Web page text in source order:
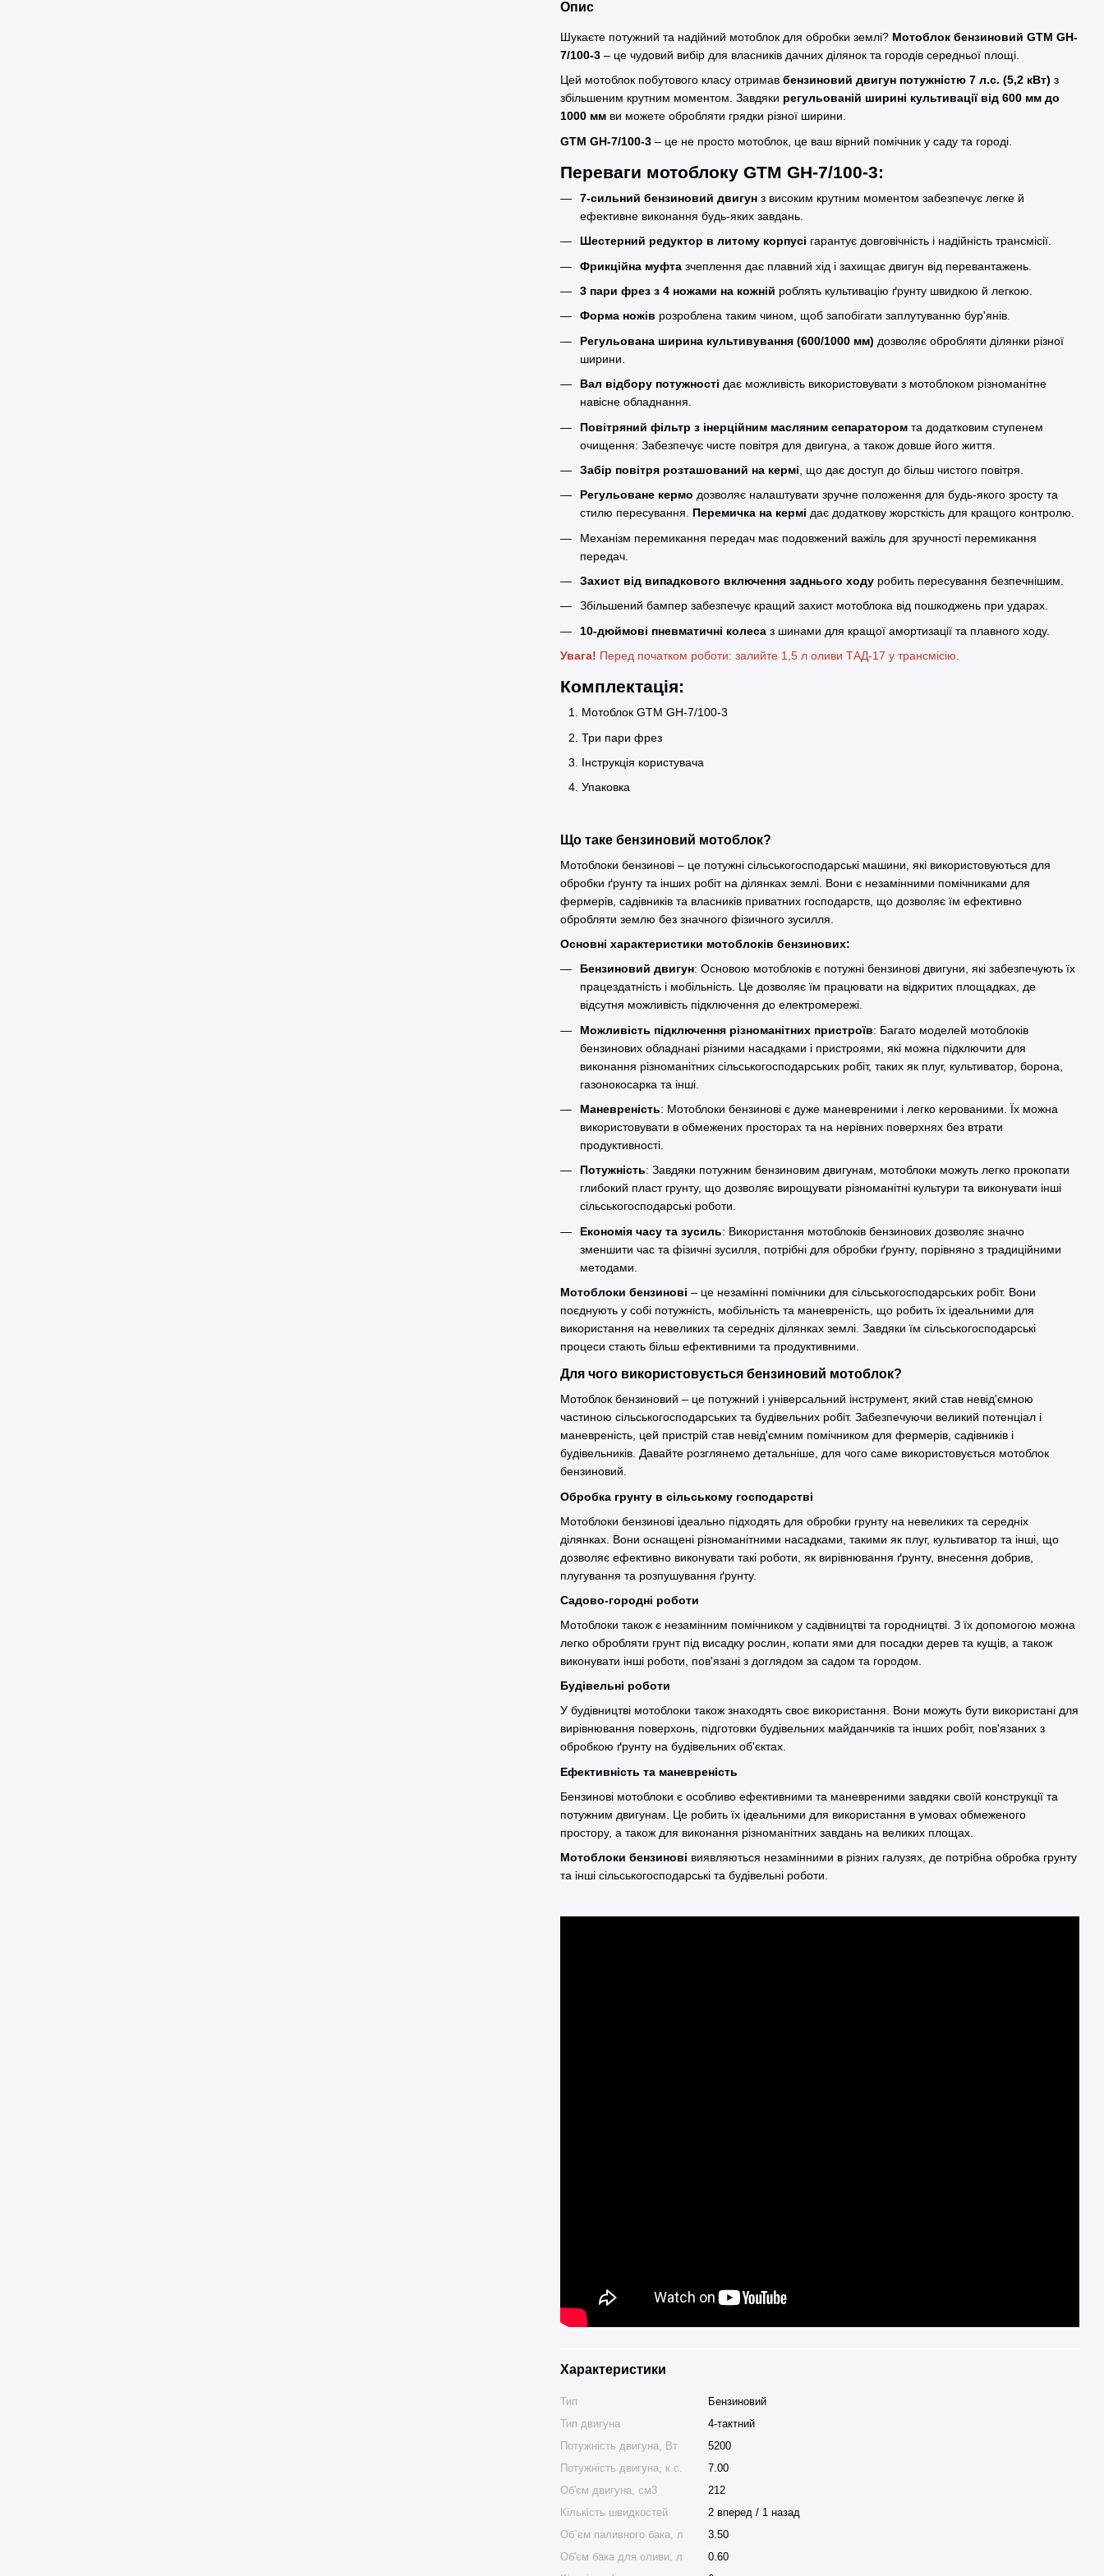
Опис
Шукаєте потужний та надійний мотоблок для обробки землі? Мотоблок бензиновий GTM GH-
7/100-3 – це чудовий вибір для власників дачних ділянок та городів середньої площі.
Цей мотоблок побутового класу отримав бензиновий двигун потужністю 7 л.с. (5,2 кВт) з
збільшеним крутним моментом. Завдяки регульованій ширині культивації від 600 мм до
1000 мм ви можете обробляти грядки різної ширини.
GTM GH-7/100-3 – це не просто мотоблок, це ваш вірний помічник у саду та городі.
Переваги мотоблоку GTM GH-7/100-3:
7-сильний бензиновий двигун з високим крутним моментом забезпечує легке й
ефективне виконання будь-яких завдань.
Шестерний редуктор в литому корпусі гарантує довговічність і надійність трансмісії.
Фрикційна муфта зчеплення дає плавний хід і захищає двигун від перевантажень.
3 пари фрез з 4 ножами на кожній роблять культивацію ґрунту швидкою й легкою.
Форма ножів розроблена таким чином, щоб запобігати заплутуванню бур'янів.
Регульована ширина культивування (600/1000 мм) дозволяє обробляти ділянки різної
ширини.
Вал відбору потужності дає можливість використовувати з мотоблоком різноманітне
навісне обладнання.
Повітряний фільтр з інерційним масляним сепаратором та додатковим ступенем
очищення: Забезпечує чисте повітря для двигуна, а також довше його життя.
Забір повітря розташований на кермі , що дає доступ до більш чистого повітря.
Регульоване кермо дозволяє налаштувати зручне положення для будь-якого зросту та
стилю пересування. Перемичка на кермі дає додаткову жорсткість для кращого контролю.
Механізм перемикання передач має подовжений важіль для зручності перемикання
передач.
Захист від випадкового включення заднього ходу робить пересування безпечнішим.
Збільшений бампер забезпечує кращий захист мотоблока від пошкоджень при ударах.
10-дюймові пневматичні колеса з шинами для кращої амортизації та плавного ходу.
Увага! Перед початком роботи: залийте 1,5 л оливи ТАД-17 у трансмісію.
Комплектація:
Мотоблок GTM GH-7/100-3
Три пари фрез
Інструкція користувача
Упаковка
Що таке бензиновий мотоблок?
Мотоблоки бензинові – це потужні сільськогосподарські машини, які використовуються для
обробки ґрунту та інших робіт на ділянках землі. Вони є незамінними помічниками для
фермерів, садівників та власників приватних господарств, що дозволяє їм ефективно
обробляти землю без значного фізичного зусилля.
Основні характеристики мотоблоків бензинових:
Бензиновий двигун: Основою мотоблоків є потужні бензинові двигуни, які забезпечують їх
працездатність і мобільність. Це дозволяє їм працювати на відкритих площадках, де
відсутня можливість підключення до електромережі.
Можливість підключення різноманітних пристроїв: Багато моделей мотоблоків
бензинових обладнані різними насадками і пристроями, які можна підключити для
виконання різноманітних сільськогосподарських робіт, таких як плуг, культиватор, борона,
газонокосарка та інші.
Маневреність: Мотоблоки бензинові є дуже маневреними і легко керованими. Їх можна
використовувати в обмежених просторах та на нерівних поверхнях без втрати
продуктивності.
Потужність: Завдяки потужним бензиновим двигунам, мотоблоки можуть легко прокопати
глибокий пласт грунту, що дозволяє вирощувати різноманітні культури та виконувати інші
сільськогосподарські роботи.
Економія часу та зусиль: Використання мотоблоків бензинових дозволяє значно
зменшити час та фізичні зусилля, потрібні для обробки ґрунту, порівняно з традиційними
методами.
Мотоблоки бензинові – це незамінні помічники для сільськогосподарських робіт. Вони
поєднують у собі потужність, мобільність та маневреність, що робить їх ідеальними для
використання на невеликих та середніх ділянках землі. Завдяки їм сільськогосподарські
процеси стають більш ефективними та продуктивними.
Для чого використовується бензиновий мотоблок?
Мотоблок бензиновий – це потужний і універсальний інструмент, який став невід'ємною
частиною сільськогосподарських та будівельних робіт. Забезпечуючи великий потенціал і
маневреність, цей пристрій став невід'ємним помічником для фермерів, садівників і
будівельників. Давайте розглянемо детальніше, для чого саме використовується мотоблок
бензиновий.
Обробка грунту в сільському господарстві
Мотоблоки бензинові ідеально підходять для обробки грунту на невеликих та середніх
ділянках. Вони оснащені різноманітними насадками, такими як плуг, культиватор та інші, що
дозволяє ефективно виконувати такі роботи, як вирівнювання ґрунту, внесення добрив,
плугування та розпушування ґрунту.
Садово-городні роботи
Мотоблоки також є незамінним помічником у садівництві та городництві. З їх допомогою можна
легко обробляти грунт під висадку рослин, копати ями для посадки дерев та кущів, а також
виконувати інші роботи, пов'язані з доглядом за садом та городом.
Будівельні роботи
У будівництві мотоблоки також знаходять своє використання. Вони можуть бути використані для
вирівнювання поверхонь, підготовки будівельних майданчиків та інших робіт, пов'язаних з
обробкою ґрунту на будівельних об'єктах.
Ефективність та маневреність
Бензинові мотоблоки є особливо ефективними та маневреними завдяки своїй конструкції та
потужним двигунам. Це робить їх ідеальними для використання в умовах обмеженого
простору, а також для виконання різноманітних завдань на великих площах.
Мотоблоки бензинові виявляються незамінними в різних галузях, де потрібна обробка грунту
та інші сільськогосподарські та будівельні роботи.
Характеристики
Тип
Бензиновий
Тип двигуна
4-тактний
Потужність двигуна, Вт
5200
Потужність двигуна, к.с.
7.00
Об'єм двигуна, см3
212
Кількість швидкостей
2 вперед / 1 назад
Об`єм паливного бака, л
3.50
Об'єм бака для оливи, л
0.60